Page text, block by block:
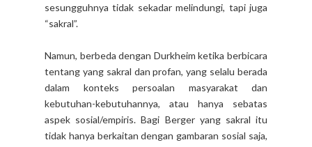
sesungguhnya tidak sekadar melindungi, tapi juga
“sakral”.
Namun, berbeda dengan Durkheim ketika berbicara
tentang yang sakral dan profan, yang selalu berada
dalam konteks persoalan masyarakat dan
kebutuhan-kebutuhannya, atau hanya sebatas
aspek sosial/empiris. Bagi Berger yang sakral itu
tidak hanya berkaitan dengan gambaran sosial saja,